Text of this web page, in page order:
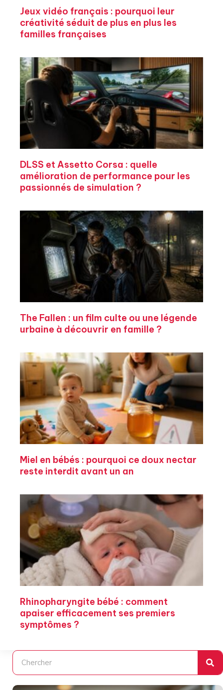
Jeux vidéo français : pourquoi leur
créativité séduit de plus en plus les
familles françaises
DLSS et Assetto Corsa : quelle
amélioration de performance pour les
passionnés de simulation ?
The Fallen : un film culte ou une légende
urbaine à découvrir en famille ?
Miel en bébés : pourquoi ce doux nectar
reste interdit avant un an
Rhinopharyngite bébé : comment
apaiser efficacement ses premiers
symptômes ?
Rechercher